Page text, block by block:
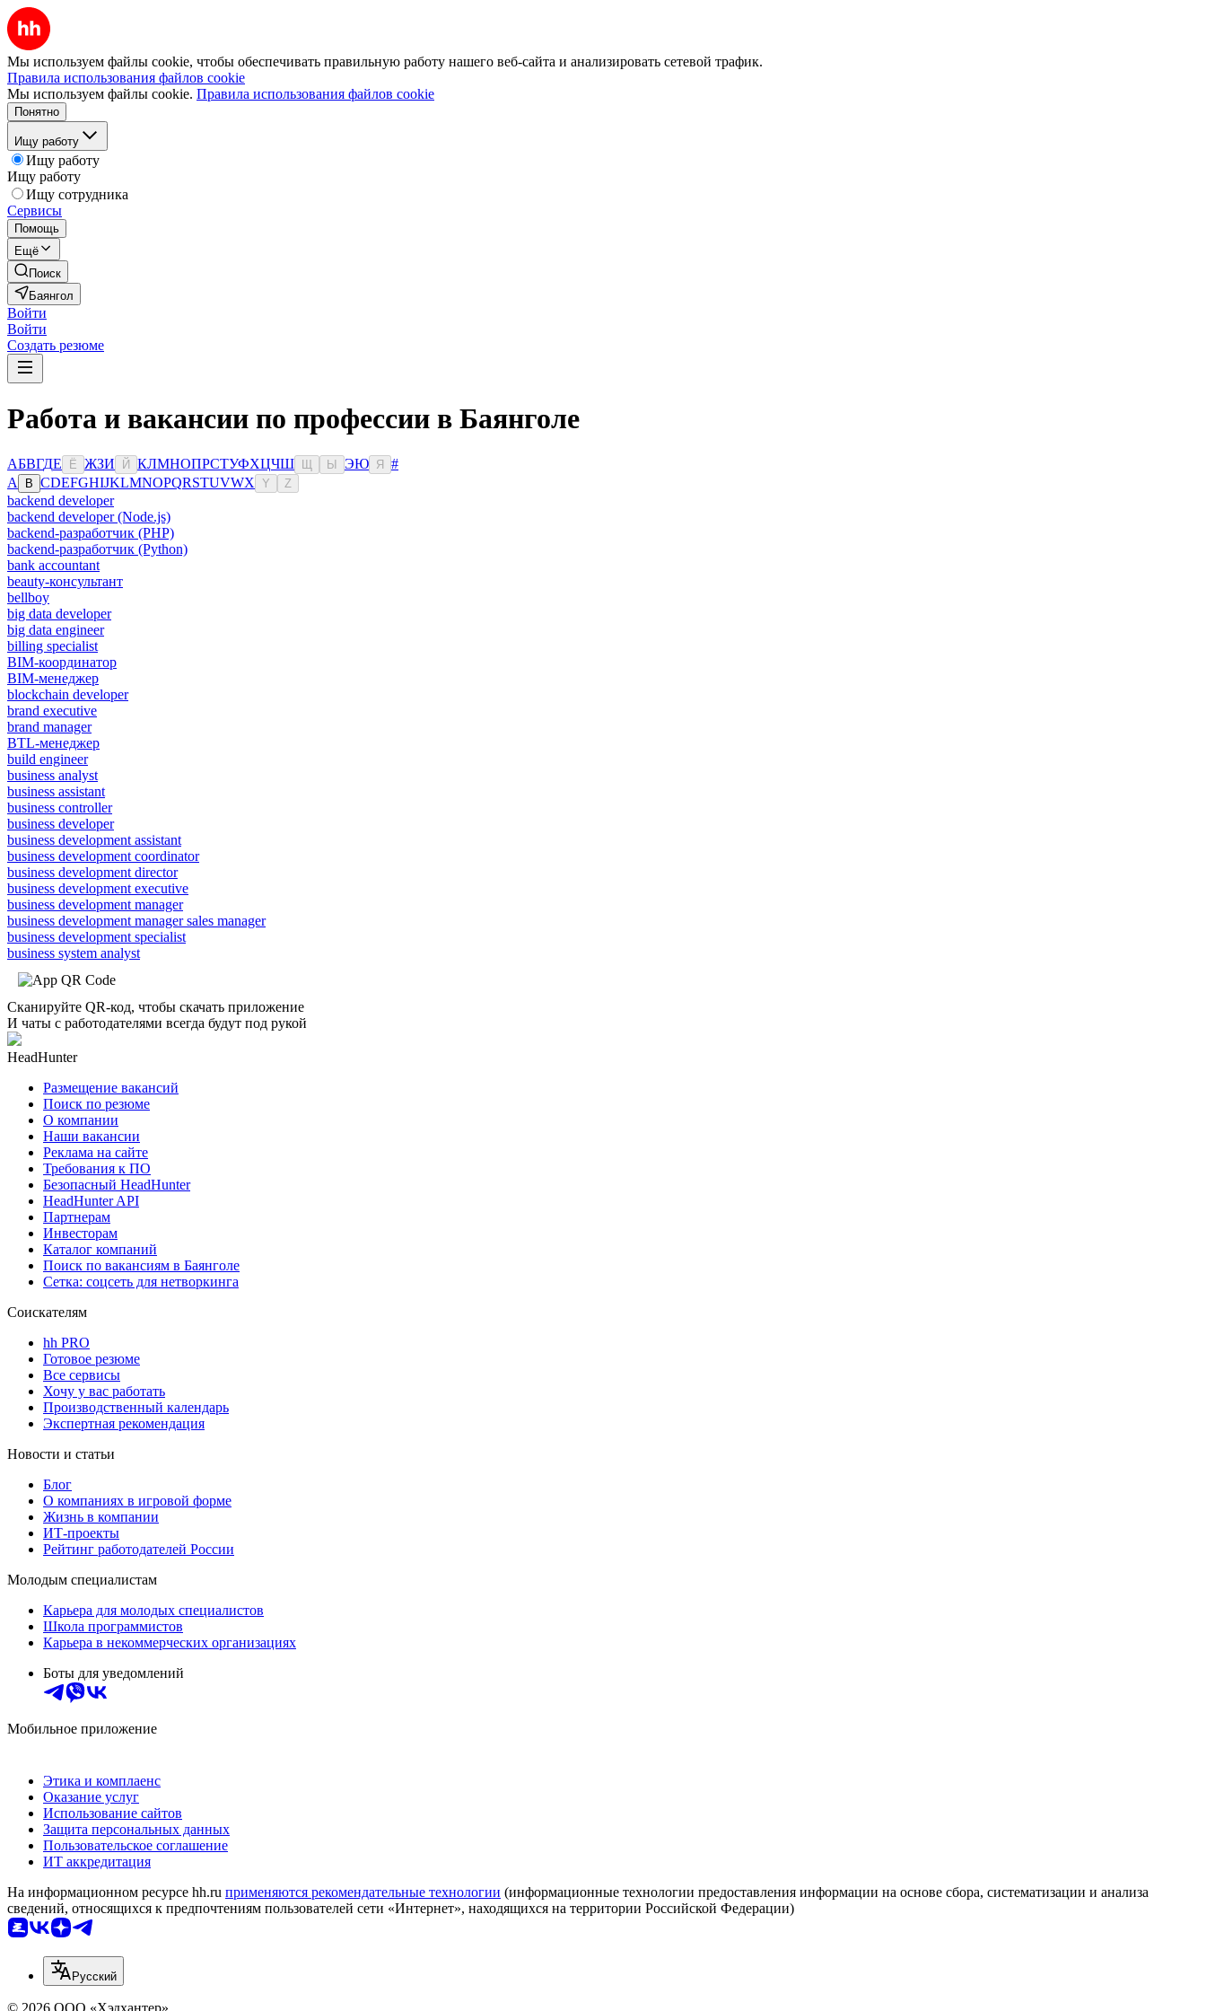
Мы используем файлы cookie, чтобы обеспечивать правильную работу нашего веб-сайта и анализировать сетевой трафик.
Правила использования файлов cookie
Мы используем файлы cookie. Правила использования файлов cookie
Понятно
Ищу работу
Ищу работу
Ищу работу
Ищу сотрудника
Сервисы
Помощь
Ещё
Поиск
Баянгол
Войти
Войти
Создать резюме
Работа и вакансии по профессии в Баянголе
АБВГДЕ Ё ЖЗИ Й КЛМНОПРСТУФХЦЧШ Ы ЭЮ Я
#
A
B CDEFGHIJKLMNOPQRSTUVWX Y Z
backend developer
backend developer (Node.js)
backend-разработчик (PHP)
backend-разработчик (Python)
bank accountant
beauty-консультант
bellboy
big data developer
big data engineer
billing specialist
BIM-координатор
BIM-менеджер
blockchain developer
brand executive
brand manager
BTL-менеджер
build engineer
business analyst
business assistant
business controller
business developer
business development assistant
business development coordinator
business development director
business development executive
business development manager
business development manager sales manager
business development specialist
business system analyst
Сканируйте QR-код, чтобы скачать приложение
И чаты с работодателями всегда будут под рукой
HeadHunter
Размещение вакансий
Поиск по резюме
О компании
Наши вакансии
Реклама на сайте
Требования к ПО
Безопасный HeadHunter
HeadHunter API
Партнерам
Инвесторам
Каталог компаний
Поиск по вакансиям в Баянголе
Сетка: соцсеть для нетворкинга
Соискателям
hh PRO
Готовое резюме
Все сервисы
Хочу у вас работать
Производственный календарь
Экспертная рекомендация
Новости и статьи
Блог
О компаниях в игровой форме
Жизнь в компании
ИТ-проекты
Рейтинг работодателей России
Молодым специалистам
Карьера для молодых специалистов
Школа программистов
Карьера в некоммерческих организациях
Боты для уведомлений
Мобильное приложение
Этика и комплаенс
Оказание услуг
Использование сайтов
Защита персональных данных
Пользовательское соглашение
ИТ аккредитация
На информационном ресурсе hh.ru применяются рекомендательные технологии (информационные технологии предоставления информации на основе сбора, систематизации и анализа
сведений, относящихся к предпочтениям пользователей сети «Интернет», находящихся на территории Российской Федерации)
Русский
© 2026 ООО «Хэдхантер»